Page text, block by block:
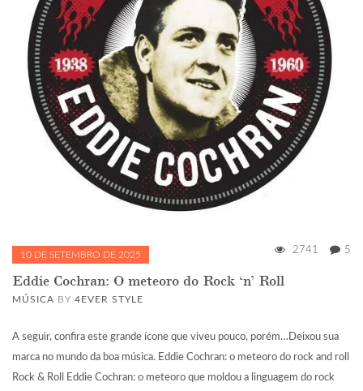
10 DE SETEMBRO DE 2025 2741 5
Eddie Cochran: O meteoro do Rock ‘n’ Roll
MÚSICA BY 4EVER STYLE
A seguir, confira este grande ícone que viveu pouco, porém…Deixou sua
marca no mundo da boa música. Eddie Cochran: o meteoro do rock and roll
Rock & Roll Eddie Cochran: o meteoro que moldou a linguagem do rock